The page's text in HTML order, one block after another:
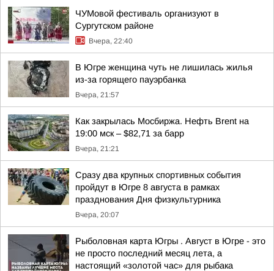
ЧУМовой фестиваль организуют в
Сургутском районе
Вчера, 22:40
В Югре женщина чуть не лишилась жилья
из-за горящего пауэрбанка
Вчера, 21:57
Как закрылась Мосбиржа. Нефть Brent на
19:00 мск – $82,71 за барр
Вчера, 21:21
Сразу два крупных спортивных события
пройдут в Югре 8 августа в рамках
празднования Дня физкультурника
Вчера, 20:07
Рыболовная карта Югры . Август в Югре - это
не просто последний месяц лета, а
настоящий «золотой час» для рыбака